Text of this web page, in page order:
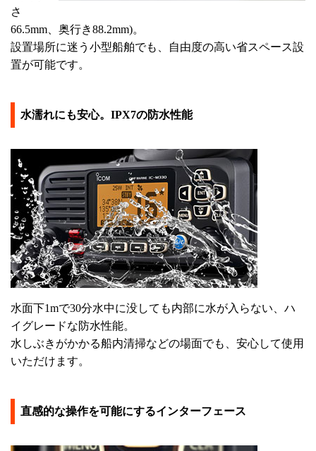
さ
66.5mm、奥行き88.2mm)。
設置場所に迷う小型船舶でも、自由度の高い省スペース設
置が可能です。
水濡れにも安心。IPX7の防水性能
水面下1mで30分水中に没しても内部に水が入らない、ハ
イグレードな防水性能。
水しぶきがかかる船内清掃などの場面でも、安心して使用
いただけます。
直感的な操作を可能にするインターフェース